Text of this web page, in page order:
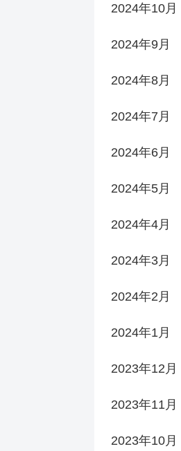
2024年10月
2024年9月
2024年8月
2024年7月
2024年6月
2024年5月
2024年4月
2024年3月
2024年2月
2024年1月
2023年12月
2023年11月
2023年10月